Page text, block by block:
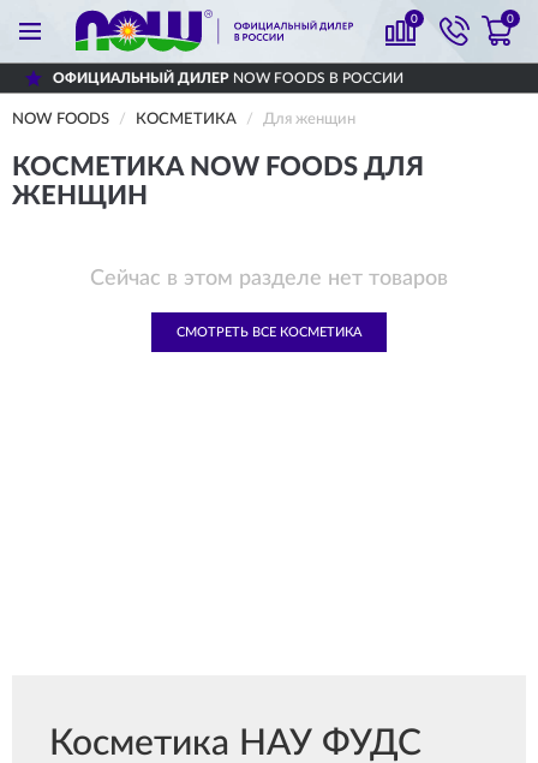
0 0
ДИЛЕРNOW FOODS В РОССИИ
NOW FOODS КОСМЕТИКА Для женщин
КОСМЕТИКА NOW FOODS ДЛЯ
ЖЕНЩИН
Сейчас в этом разделе нет товаров
СМОТРЕТЬ ВСЕ КОСМЕТИКА
Косметика НАУ ФУДС